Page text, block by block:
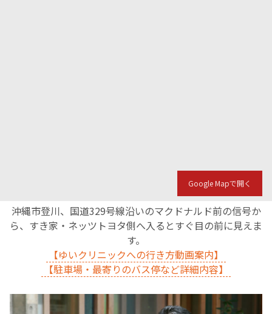
Google Mapで開く
沖縄市登川、国道329号線沿いのマクドナルド前の信号か
ら、すき家・ネッツトヨタ側へ入るとすぐ目の前に見えま
す。
【ゆいクリニックへの行き方動画案内】
【駐車場・最寄りのバス停など詳細内容】